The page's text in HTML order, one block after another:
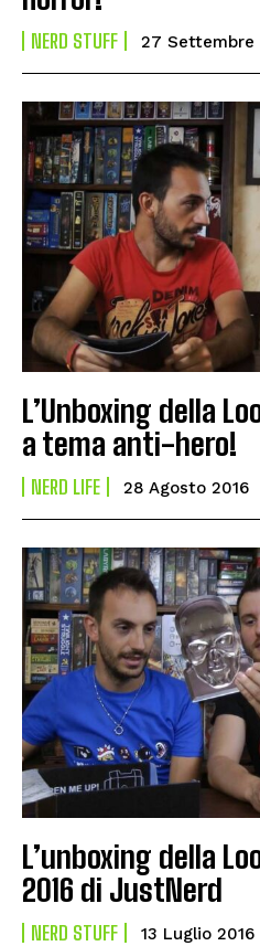
NERD STUFF 27 Settembre
L’Unboxing della
a tema anti-hero!
NERD LIFE 28 Agosto 2016
L’unboxing della
2016 di JustNerd
NERD STUFF 13 Luglio 2016